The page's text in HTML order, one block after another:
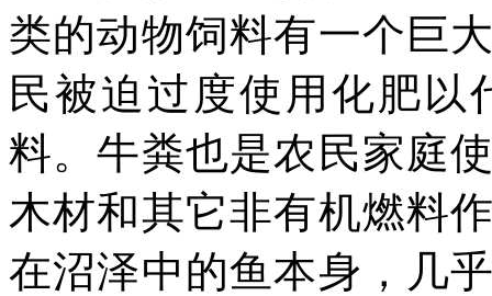
类的动物饲料有一个巨
民被迫过度使用化肥
料。牛粪也是农民家庭
木材和其它非有机燃料
在沼泽中的鱼本身，几